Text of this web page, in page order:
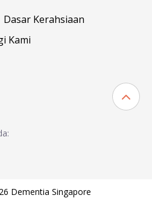
Dasar Kerahsiaan
Kami
Dementia Singapore